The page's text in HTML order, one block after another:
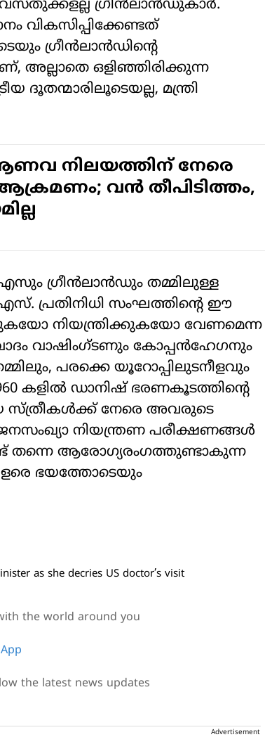
ഗ്രീന്‍ലാന്‍ഡുകാര്‍.
വികസിപ്പിക്കേണ്ടത്
ഗ്രീന്‍ലാന്‍ഡിന്റെ
അല്ലാതെ ഒളിഞ്ഞിരിക്കുന്ന
ദൂതന്മാരിലൂടെയല്ല, മന്ത്രി
നിലയത്തിന് നേരെ
വന്‍ തീപിടിത്തം,
ഗ്രീന്‍ലാന്‍ഡും തമ്മിലുള്ള
പ്രതിനിധി സംഘത്തിന്റെ ഈ
നിയന്ത്രിക്കുകയോ വേണമെന്ന
വാഷിംഗ്ടണും കോപ്പന്‍ഹേഗനും
പരക്കെ യൂറോപ്പിലുടനീളവും
കളില്‍ ഡാനിഷ് ഭരണകൂടത്തിന്റെ
സ്ത്രീകള്‍ക്ക് നേരെ അവരുടെ
നിയന്ത്രണ പരീക്ഷണങ്ങള്‍
തന്നെ ആരോഗ്യരംഗത്തുണ്ടാകുന്ന
ഭയത്തോടെയും
as she decries US doctor’s visit
the world around you
the latest news updates
Advertisement